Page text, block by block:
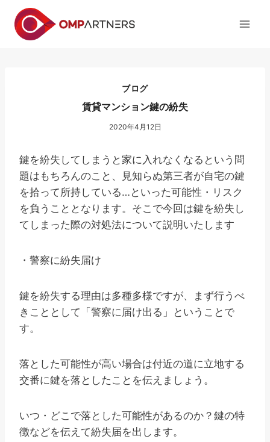
ブログ
賃貸マンション鍵の紛失
2020年4月12日
鍵を紛失してしまうと家に入れなくなるという問
題はもちろんのこと、見知らぬ第三者が自宅の鍵
を拾って所持している…といった可能性・リスク
を負うこととなります。そこで今回は鍵を紛失し
てしまった際の対処法について説明いたします
・警察に紛失届け
鍵を紛失する理由は多種多様ですが、まず行うべ
きこととして「警察に届け出る」ということで
す。
落とした可能性が高い場合は付近の道に立地する
交番に鍵を落としたことを伝えましょう。
いつ・どこで落とした可能性があるのか？鍵の特
徴などを伝えて紛失届を出します。